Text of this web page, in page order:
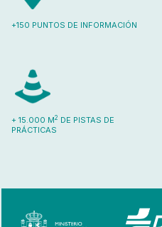
+150 PUNTOS DE INFORMACIÓN
+ 15.000 M2 DE PISTAS DE
PRÁCTICAS